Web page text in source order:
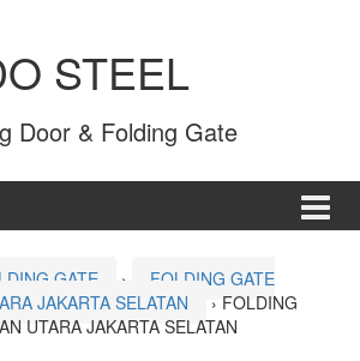
STEEL
Door & Folding Gate
GATE ›
FOLDING GATE
JAKARTA SELATAN
› FOLDING
UTARA JAKARTA SELATAN